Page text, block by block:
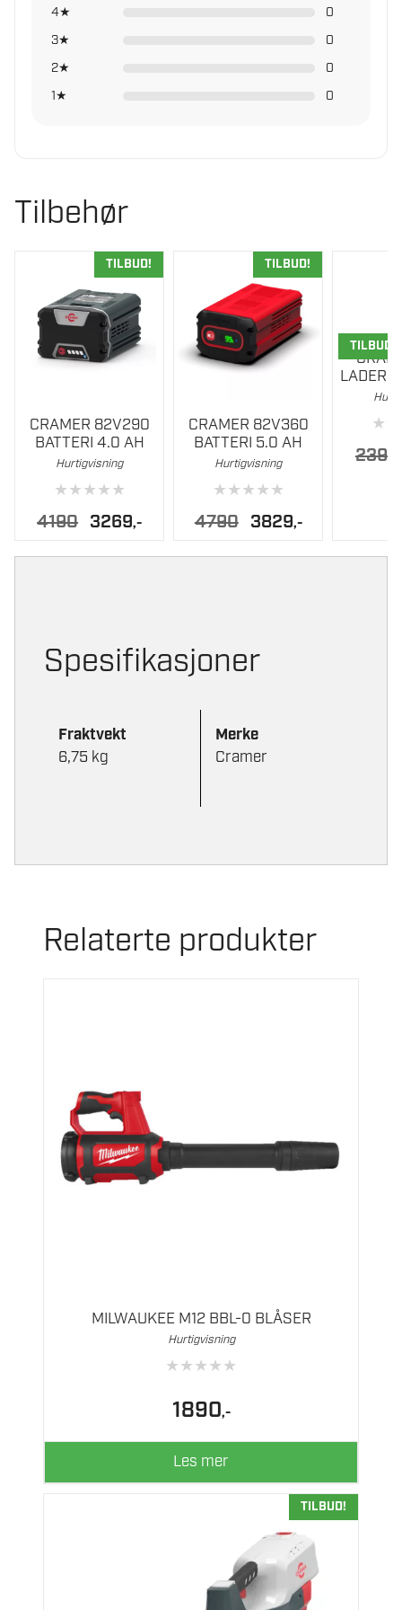
4★
0
3★
0
2★
0
1★
0
Tilbehør
TILBUD!
CRAMER 82V290
BATTERI 4.0 AH
Hurtigvisning
★★★★★
4190
Opprinnelig
var:
3269 Nåværende
er:
,-
TILBUD!
CRAMER 82V360
BATTERI 5.0 AH
Hurtigvisning
★★★★★
4790
Opprinnelig
var:
3829Nåværende
er:
,-
TILBUD!
LADER
★
2390
Spesifikasjoner
Fraktvekt
6,75 kg
Merke
Cramer
Relaterte produkter
MILWAUKEE M12 BBL-0 BLÅSER
Hurtigvisning
★★★★★
1890,-
Les mer
TILBUD!